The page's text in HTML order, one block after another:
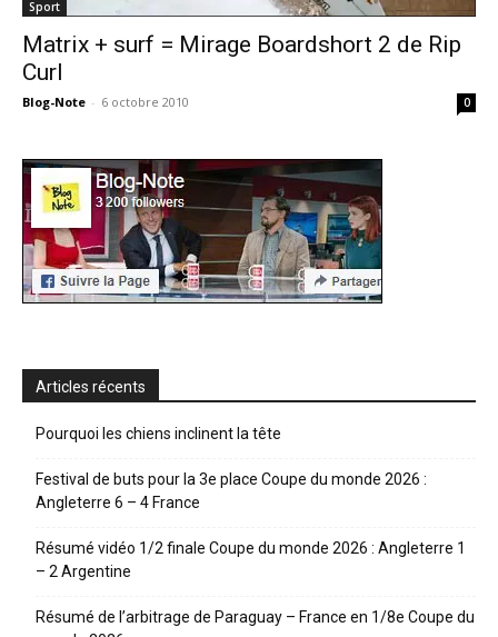
Sport
Matrix + surf = Mirage Boardshort 2 de Rip
Curl
Blog-Note - 6 octobre 2010 0
Articles récents
Pourquoi les chiens inclinent la tête
Festival de buts pour la 3e place Coupe du monde 2026 :
Angleterre 6 – 4 France
Résumé vidéo 1/2 finale Coupe du monde 2026 : Angleterre 1
– 2 Argentine
Résumé de l’arbitrage de Paraguay – France en 1/8e Coupe du